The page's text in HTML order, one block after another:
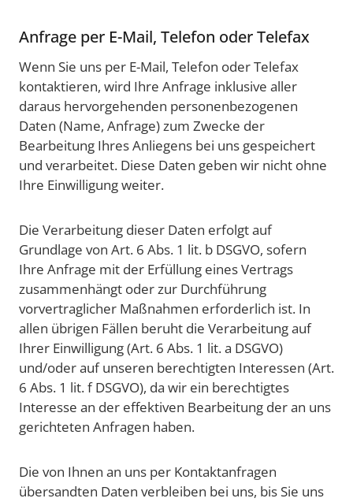
Anfrage per E-Mail, Telefon oder Telefax
Wenn Sie uns per E-Mail, Telefon oder Telefax
kontaktieren, wird Ihre Anfrage inklusive aller
daraus hervorgehenden personenbezogenen
Daten (Name, Anfrage) zum Zwecke der
Bearbeitung Ihres Anliegens bei uns gespeichert
und verarbeitet. Diese Daten geben wir nicht ohne
Ihre Einwilligung weiter.
Die Verarbeitung dieser Daten erfolgt auf
Grundlage von Art. 6 Abs. 1 lit. b DSGVO, sofern
Ihre Anfrage mit der Erfüllung eines Vertrags
zusammenhängt oder zur Durchführung
vorvertraglicher Maßnahmen erforderlich ist. In
allen übrigen Fällen beruht die Verarbeitung auf
Ihrer Einwilligung (Art. 6 Abs. 1 lit. a DSGVO)
und/oder auf unseren berechtigten Interessen (Art.
6 Abs. 1 lit. f DSGVO), da wir ein berechtigtes
Interesse an der effektiven Bearbeitung der an uns
gerichteten Anfragen haben.
Die von Ihnen an uns per Kontaktanfragen
übersandten Daten verbleiben bei uns, bis Sie uns